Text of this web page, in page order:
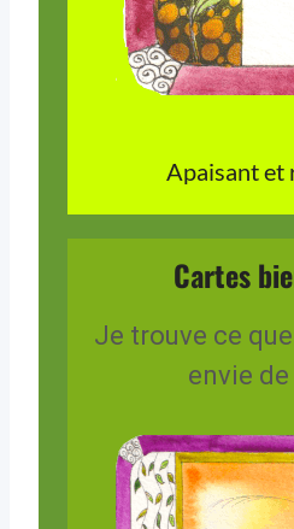
Apaisant et
Cartes
Je trouve ce
envie